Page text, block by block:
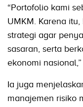
“Portofolio kami
UMKM. Karena
strategi agar
sasaran, serta
ekonomi
Ia juga
manajemen risiko